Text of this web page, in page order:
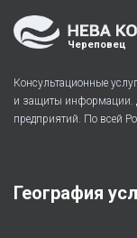
Череповец
Консультационные
и защиты информации.
предприятий. По всей
География